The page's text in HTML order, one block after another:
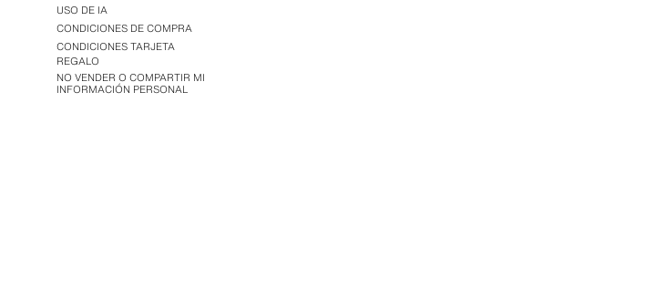
USO DE IA
CONDICIONES DE COMPRA
CONDICIONES TARJETA
REGALO
NO VENDER O COMPARTIR MI
INFORMACIÓN PERSONAL